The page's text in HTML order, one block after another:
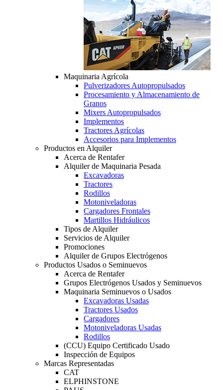
Maquinaria Agrícola
Pulverizadores Autopropulsados
Procesamiento y Almacenamiento de
Granos
Mixers Autopropulsados
Implementos
Tractores Agrícolas
Accesorios para Implementos
Productos en Alquiler
Acerca de Rentafer
Alquiler de Maquinaria Pesada
Excavadoras
Tractores
Rodillos
Motoniveladoras
Cargadores Frontales
Martillos Hidráulicos
Tipos de Alquiler
Servicios de Alquiler
Promociones
Alquiler de Grupos Electrógenos
Productos Usados o Seminuevos
Acerca de Rentafer
Grupos Electrógenos Usados y Seminuevos
Maquinaria Seminuevos o Usados
Excavadoras Usadas
Tractores Usados
Cargadores
Motoniveladoras Usadas
Rodillos
(CCU) Equipo Certificado Usado
Inspección de Equipos
Marcas Representadas
CAT
ELPHINSTONE